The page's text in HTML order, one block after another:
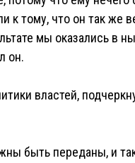
к тому, что он так же
мы оказались в
он.
властей,
быть переданы, и